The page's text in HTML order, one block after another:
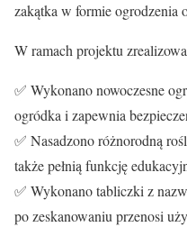
zakątka w formie ogrodzenia
W ramach projektu
✅ Wykonano nowoczesne
ogródka i zapewnia
✅ Nasadzono różnorodną
także pełnią funkcję
✅ Wykonano tabliczki z
po zeskanowaniu przenosi